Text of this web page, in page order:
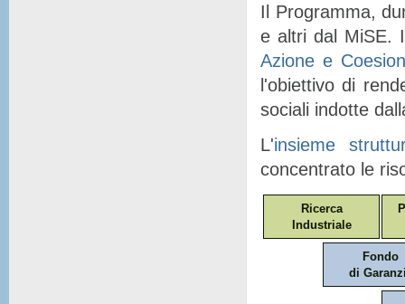
Il Programma,
e altri dal MiSE.
Azione e
l'obiettivo di
sociali indotte
L'insieme
concentrato le
Ricerca
Industriale
Fondo
di